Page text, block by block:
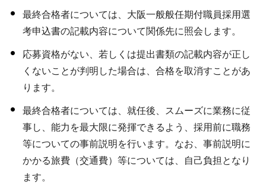
最終合格者については、大阪一般般任期付職員採用選
考申込書の記載内容について関係先に照会します。
応募資格がない、若しくは提出書類の記載内容が正し
くないことが判明した場合は、合格を取消すことがあ
ります。
最終合格者については、就任後、スムーズに業務に従
事し、能力を最大限に発揮できるよう、採用前に職務
等についての事前説明を行います。なお、事前説明に
かかる旅費（交通費）等については、自己負担となり
ます。